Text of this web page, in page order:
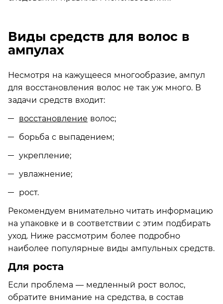
Виды средств для волос в
ампулах
Несмотря на кажущееся многообразие, ампул
для восстановления волос не так уж много. В
задачи средств входит:
восстановление волос;
борьба с выпадением;
укрепление;
увлажнение;
рост.
Рекомендуем внимательно читать информацию
на упаковке и в соответствии с этим подбирать
уход. Ниже рассмотрим более подробно
наиболее популярные виды ампульных средств.
Для роста
Если проблема — медленный рост волос,
обратите внимание на средства, в состав